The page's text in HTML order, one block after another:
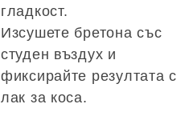
гладкост.
Изсушете бретона със
студен въздух и
фиксирайте резултата с
лак за коса.